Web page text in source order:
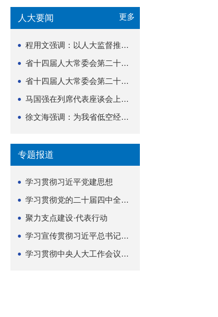
人大要闻 更多
程用文强调：以人大监督推动科技金融高质量发展
省十四届人大常委会第二十五次会议闭幕
省十四届人大常委会第二十五次会议举行
马国强在列席代表座谈会上强调 以精准履职筑牢荆楚...
徐文海强调：为我省低空经济高质量发展提供法治支撑
专题报道
学习贯彻习近平党建思想
学习贯彻党的二十届四中全会精神
聚力支点建设·代表行动
学习宣传贯彻习近平总书记关于坚持
学习贯彻中央人大工作会议精神